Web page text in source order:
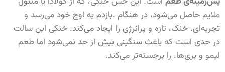
ملایم حاصل می‌شود، در هنگام .بازدم به اوج خود می‌رسد و
تجربه‌ای. خنک، تازه و پرانرژی را ایجاد می‌کند. خنکی این سالت
در حدی است که باعث سنگینی بیش از حد نمی‌شود اما طعم
لیمو و بری‌ها. را برجسته‌تر می‌کند.